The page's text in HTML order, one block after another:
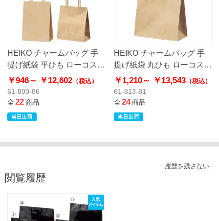
HEIKO チャームバッグ 手
提げ紙袋 平ひも ローコスト
タイプ 茶無地
￥946～ ￥12,602 （税込）
61-800-86
全22商品
HEIKO チャームバッグ 手
提げ紙袋 丸ひも ローコスト
タイプ 茶無地
￥1,210～ ￥13,543（税込）
61-813-81
全24商品
履歴を残さない
閲覧履歴